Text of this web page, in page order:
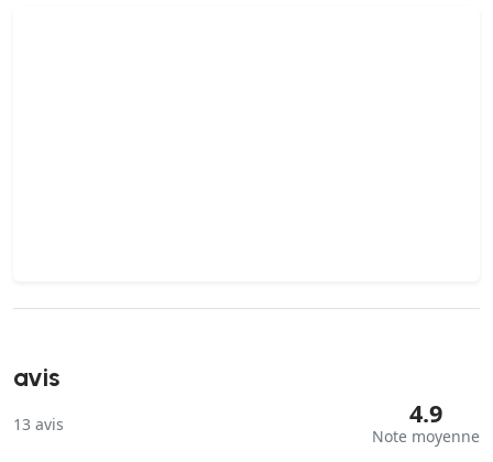
avis
13 avis 4.9
Note moyenne